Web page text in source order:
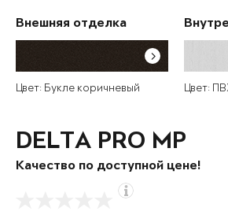
Внешняя отделка
Цвет: Букле коричневый Цвет:
DELTA PRO MP
Качество по доступной цене!